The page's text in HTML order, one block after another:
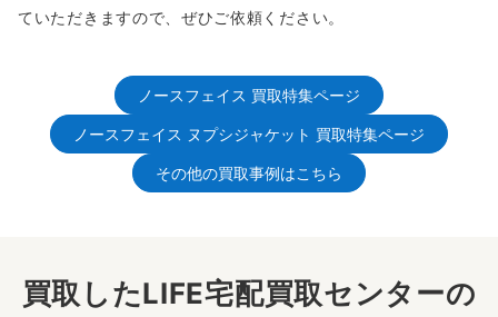
ていただきますので、ぜひご依頼ください。
ノースフェイス 買取特集ページ
ノースフェイス ヌプシジャケット 買取特集ページ
その他の買取事例はこちら
買取したLIFE宅配買取センターの